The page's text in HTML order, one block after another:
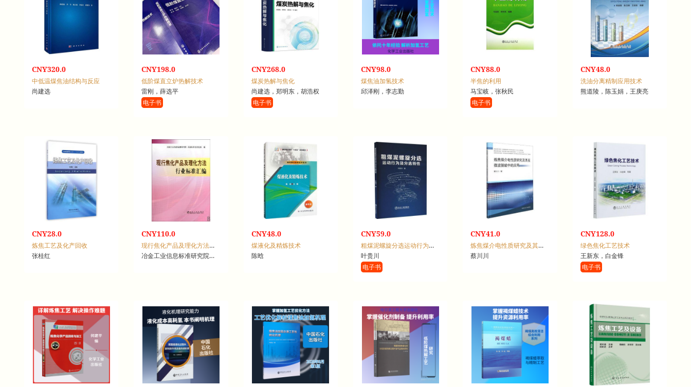
CNY320.0
中低温煤焦油结构与反应
尚建选
CNY198.0
低阶煤直立炉热解技术
雷刚，薛选平
电子书
CNY268.0
煤炭热解与焦化
尚建选，郑明东，胡浩权
电子书
CNY98.0
煤焦油加氢技术
邱泽刚，李志勤
CNY88.0
半焦的利用
马宝岐，张秋民
电子书
CNY48.0
洗油分离精制应用技术
熊道陵，陈玉娟，王庚亮
CNY28.0
炼焦工艺及化产回收
张桂红
CNY110.0
现行焦化产品及理化方法行业标准汇编
冶金工业信息标准研究院，冶金标准化研究所
CNY48.0
煤液化及精炼技术
陈晗
CNY59.0
粗煤泥螺旋分选运动行为及分选特性
叶贵川
电子书
CNY41.0
炼焦煤介电性质研究及其在微波脱硫中的应用
蔡川川
CNY128.0
绿色焦化工艺技术
王新东，白金锋
电子书